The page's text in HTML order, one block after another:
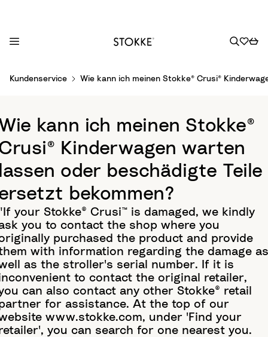
t
o
C
o
t
e
n
t
Kundenservice Wie kann ich meinen Stokke® Crusi®
kann ich meinen Stokke®
Kinderwagen warten
oder beschädigte Teile
bekommen?
your Stokke® Crusi™ is damaged, we kindly
you to contact the shop where you
purchased the product and provide
with information regarding the damage as
as the stroller's serial number. If it is
to contact the original retailer,
can also contact any other Stokke® retail
for assistance. At the top of our
www.stokke.com, under 'Find your
you can search for one nearest you.